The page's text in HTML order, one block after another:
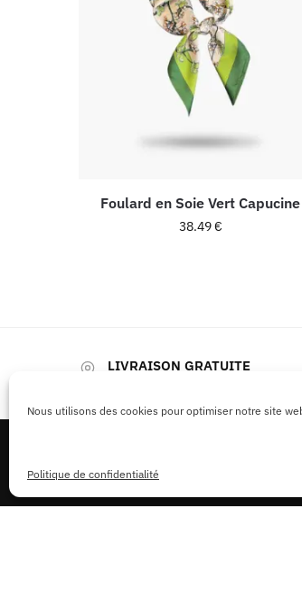
Nous utilisons des cookies pour optimiser notre site
Politique de confidentialité
Foulard en Soie Vert Capucine
38.49€
LIVRAISON GRATUITE